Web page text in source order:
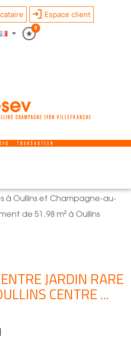
Espace client
0
à Oullins et Champagne-au-
de 51.98 m² à Oullins
JARDIN RARE
CENTRE ...